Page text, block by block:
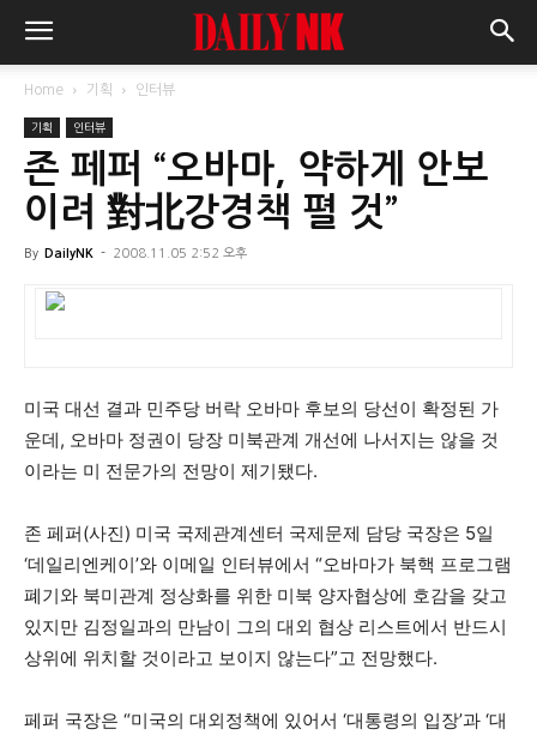
Home 기획 인터뷰
기획 인터뷰
존 페퍼 “오바마, 약하게 안보
이려 對北강경책 펼 것”
By DailyNK - 2008.11.05 2:52 오후
미국 대선 결과 민주당 버락 오바마 후보의 당선이 확정된 가
운데, 오바마 정권이 당장 미북관계 개선에 나서지는 않을 것
이라는 미 전문가의 전망이 제기됐다.
존 페퍼(사진) 미국 국제관계센터 국제문제 담당 국장은 5일
‘데일리엔케이’와 이메일 인터뷰에서 “오바마가 북핵 프로그램
폐기와 북미관계 정상화를 위한 미북 양자협상에 호감을 갖고
있지만 김정일과의 만남이 그의 대외 협상 리스트에서 반드시
상위에 위치할 것이라고 보이지 않는다”고 전망했다.
페퍼 국장은 “미국의 대외정책에 있어서 ‘대통령의 입장’과 ‘대